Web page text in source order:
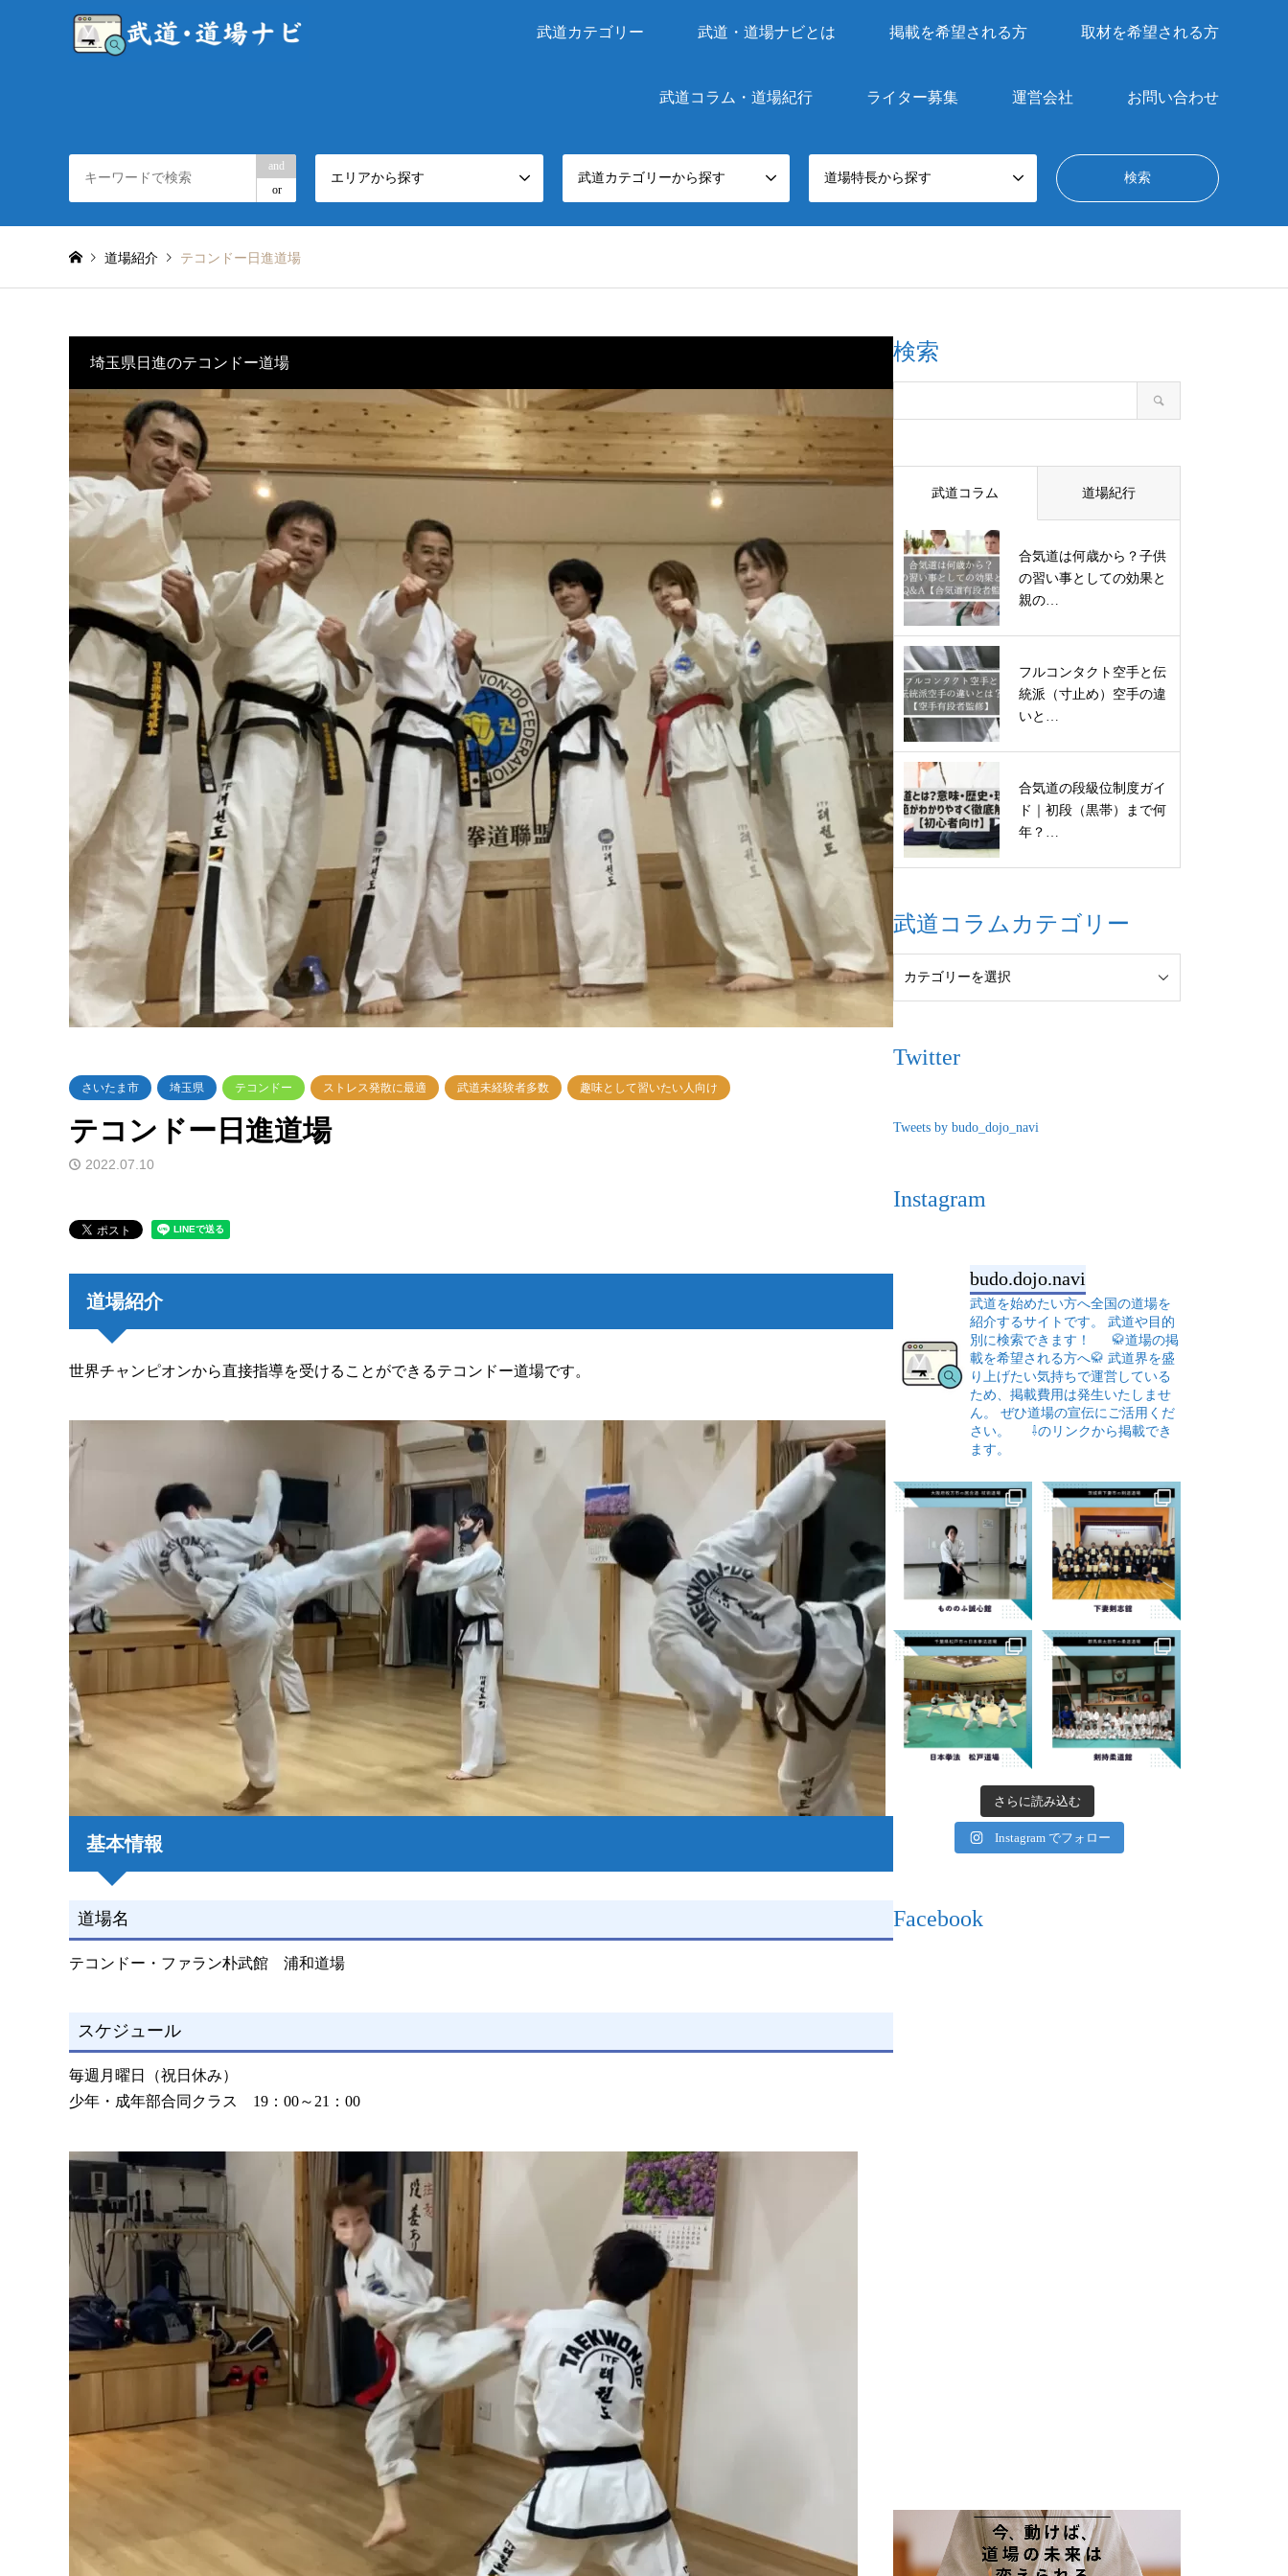
武道カテゴリー 武道・道場ナビとは 掲載を希望される方 取材を希望される方
武道コラム・道場紀行 ライター募集 運営会社 お問い合わせ
and
or
エリアから探す 武道カテゴリーから探す 道場特長から探す
道場紹介 テコンドー日進道場
埼玉県日進のテコンドー道場
さいたま市 埼玉県 テコンドー ストレス発散に最適 武道未経験者多数 趣味として習いたい人向け
テコンドー日進道場
2022.07.10
道場紹介
世界チャンピオンから直接指導を受けることができるテコンドー道場です。
基本情報
道場名
テコンドー・ファラン朴武館 浦和道場
スケジュール
毎週月曜日（祝日休み）
少年・成年部合同クラス 19：00～21：00
検索
武道コラム 道場紀行
合気道は何歳から？子供
の習い事としての効果と
親の…
フルコンタクト空手と伝
統派（寸止め）空手の違
いと…
合気道の段級位制度ガイ
ド｜初段（黒帯）まで何
年？…
武道コラムカテゴリー
Twitter
Tweets by budo_dojo_navi
Instagram
budo.dojo.navi
武道を始めたい方へ全国の道場を
紹介するサイトです。
武道や目的
別に検索できます！
🥋道場の掲
載を希望される方へ🥋 武道界を盛
り上げたい気持ちで運営している
ため、掲載費用は発生いたしませ
ん。
ぜひ道場の宣伝にご活用くだ
さい。
⇩のリンクから掲載でき
ます。
さらに読み込む
Instagram でフォロー
Facebook